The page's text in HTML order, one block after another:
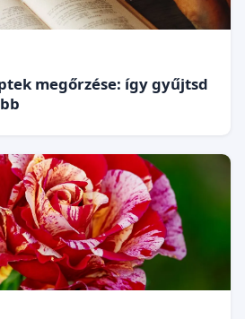
megőrzése: így gyűjtsd